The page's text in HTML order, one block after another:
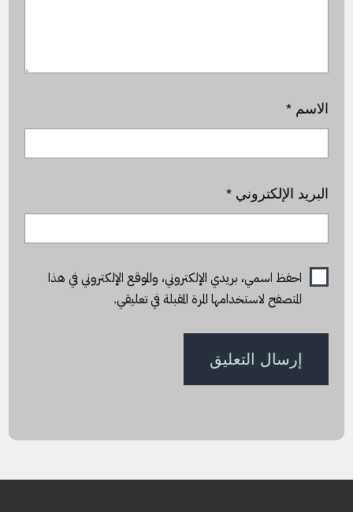
الاسم*
البريد الإلكتروني*
احفظ اسمي، بريدي الإلكتروني، والموقع الإلكتروني في هذا
المتصفح لاستخدامها المرة المقبلة في تعليقي.